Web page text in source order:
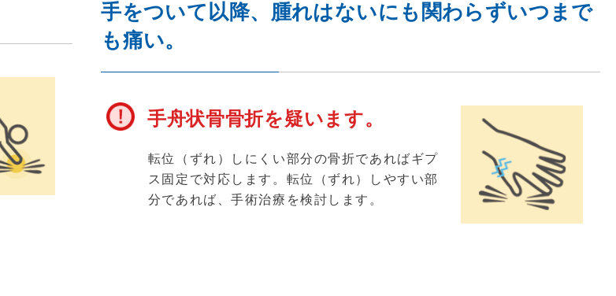
手をついて以降、腫れはないにも関わらずいつまで
も痛い。
手舟状骨骨折を疑います。
転位（ずれ）しにくい部分の骨折であればギプ
ス固定で対応します。転位（ずれ）しやすい部
分であれば、手術治療を検討します。